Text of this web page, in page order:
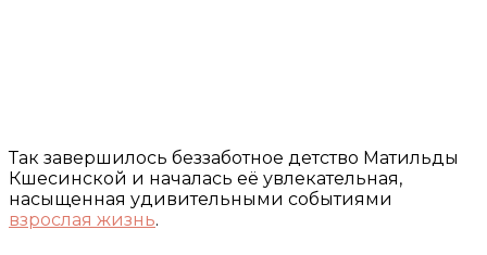
Так завершилось беззаботное детство Матильды
Кшесинской и началась её увлекательная,
насыщенная удивительными событиями
взрослая жизнь.